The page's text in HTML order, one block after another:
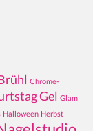
Chrome-
Gel Glam
Halloween Herbst